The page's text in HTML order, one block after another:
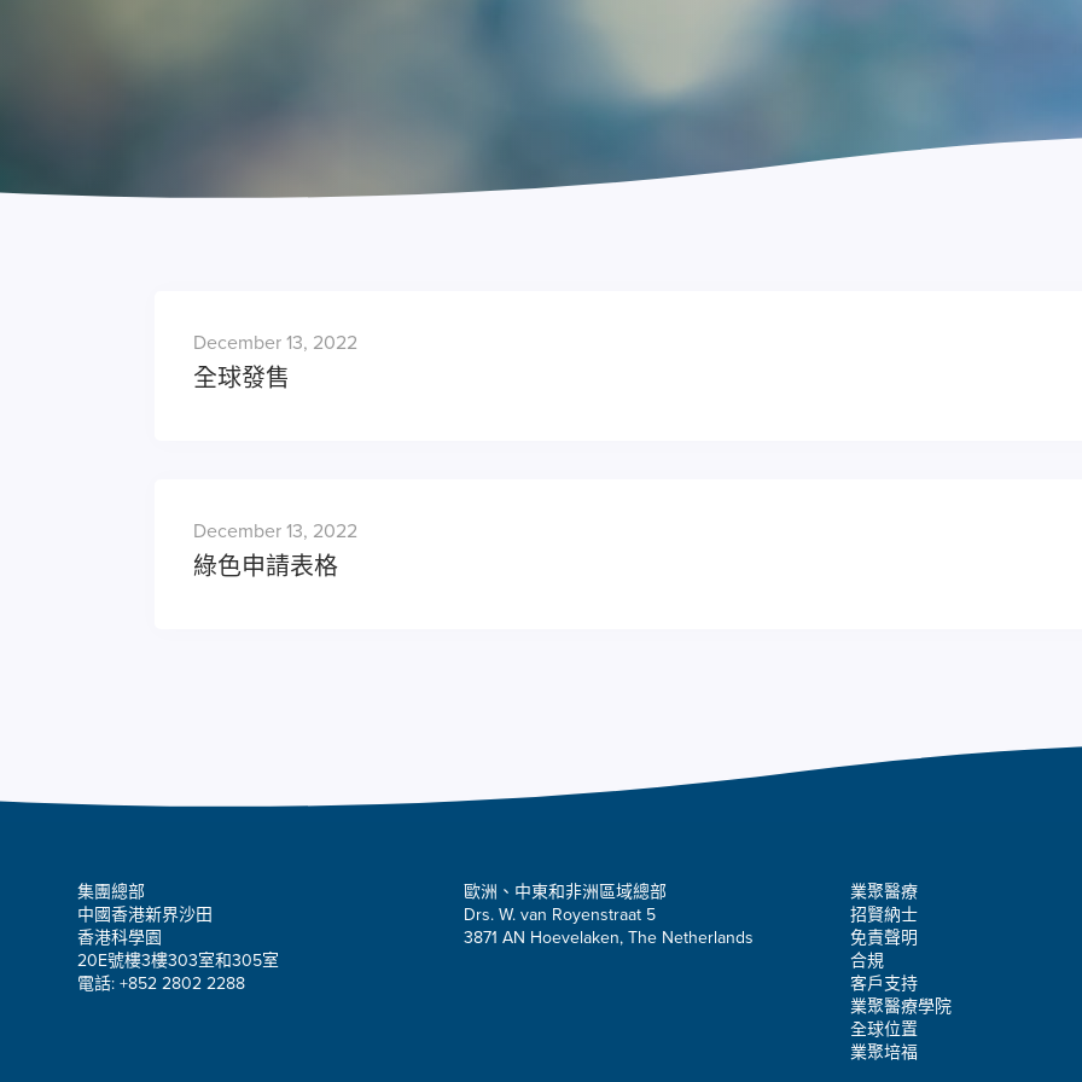
December 13, 2022
全球發售
December 13, 2022
綠色申請表格
集團總部
中國香港新界沙田
香港科學園
20E號樓3樓303室和305室
電話: +852 2802 2288
歐洲、中東和非洲區域總部
Drs. W. van Royenstraat 5
3871 AN Hoevelaken, The Netherlands
業聚醫療
招賢納士
免責聲明
合規
客戶支持
業聚醫療學院
全球位置
業聚培福